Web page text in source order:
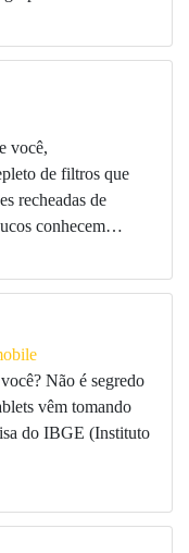
você,
de filtros que
recheadas de
conhecem…
Não é segredo
vêm tomando
do IBGE (Instituto